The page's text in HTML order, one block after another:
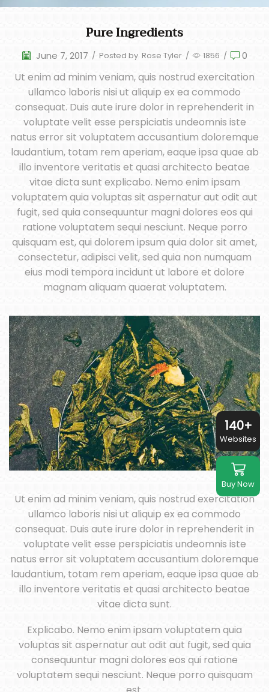
Pure Ingredients
June 7, 2017 / Posted by Rose Tyler / 1856 / 0
Ut enim ad minim veniam, quis nostrud exercitation
ullamco laboris nisi ut aliquip ex ea commodo
consequat. Duis aute irure dolor in reprehenderit in
voluptate velit esse perspiciatis undeomnis iste
natus error sit voluptatem accusantium doloremque
laudantium, totam rem aperiam, eaque ipsa quae ab
illo inventore veritatis et quasi architecto beatae
vitae dicta sunt explicabo. Nemo enim ipsam
voluptatem quia voluptas sit aspernatur aut odit aut
fugit, sed quia consequuntur magni dolores eos qui
ratione voluptatem sequi nesciunt. Neque porro
quisquam est, qui dolorem ipsum quia dolor sit amet,
consectetur, adipisci velit, sed quia non numquam
eius modi tempora incidunt ut labore et dolore
magnam aliquam quaerat voluptatem.
Ut enim ad minim veniam, quis nostrud exercitation
ullamco laboris nisi ut aliquip ex ea commodo
consequat. Duis aute irure dolor in reprehenderit in
voluptate velit esse perspiciatis undeomnis iste
natus error sit voluptatem accusantium doloremque
laudantium, totam rem aperiam, eaque ipsa quae ab
illo inventore veritatis et quasi architecto beatae
vitae dicta sunt.
Explicabo. Nemo enim ipsam voluptatem quia
voluptas sit aspernatur aut odit aut fugit, sed quia
consequuntur magni dolores eos qui ratione
voluptatem sequi nesciunt. Neque porro quisquam
140+
Websites
Buy Now